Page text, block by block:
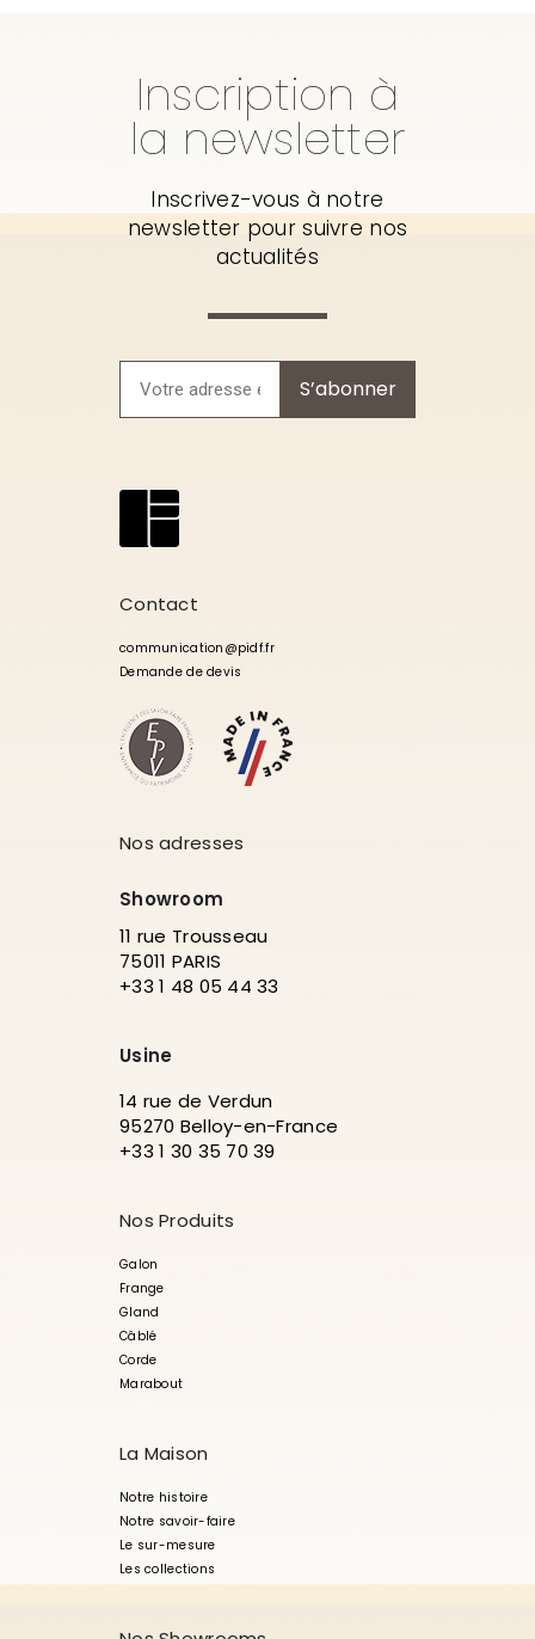
Inscription à
la newsletter
Inscrivez-vous à notre
newsletter pour suivre nos
actualités
S’abonner
Contact
communication@pidf.fr
Demande de devis
Nos adresses
Showroom
11 rue Trousseau
75011 PARIS
+33 1 48 05 44 33
Usine
14 rue de Verdun
95270 Belloy-en-France
+33 1 30 35 70 39
Nos Produits
Galon
Frange
Gland
Câblé
Corde
Marabout
La Maison
Notre histoire
Notre savoir-faire
Le sur-mesure
Les collections